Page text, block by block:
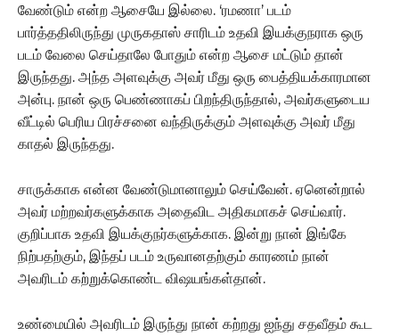
வேண்டும் என்ற ஆசையே இல்லை. ‘ரமணா’ படம்
பார்த்ததிலிருந்து முருகதாஸ் சாரிடம் உதவி இயக்குநராக ஒரு
படம் வேலை செய்தாலே போதும் என்ற ஆசை மட்டும் தான்
இருந்தது. அந்த அளவுக்கு அவர் மீது ஒரு பைத்தியக்காரமான
அன்பு. நான் ஒரு பெண்ணாகப் பிறந்திருந்தால், அவர்களுடைய
வீட்டில் பெரிய பிரச்சனை வந்திருக்கும் அளவுக்கு அவர் மீது
காதல் இருந்தது.
சாருக்காக என்ன வேண்டுமானாலும் செய்வேன். ஏனென்றால்
அவர் மற்றவர்களுக்காக அதைவிட அதிகமாகச் செய்வார்.
குறிப்பாக உதவி இயக்குநர்களுக்காக. இன்று நான் இங்கே
நிற்பதற்கும், இந்தப் படம் உருவானதற்கும் காரணம் நான்
அவரிடம் கற்றுக்கொண்ட விஷயங்கள்தான்.
உண்மையில் அவரிடம் இருந்து நான் கற்றது ஐந்து சதவீதம் கூட